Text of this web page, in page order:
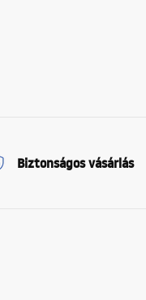
Biztonságos vásárlás